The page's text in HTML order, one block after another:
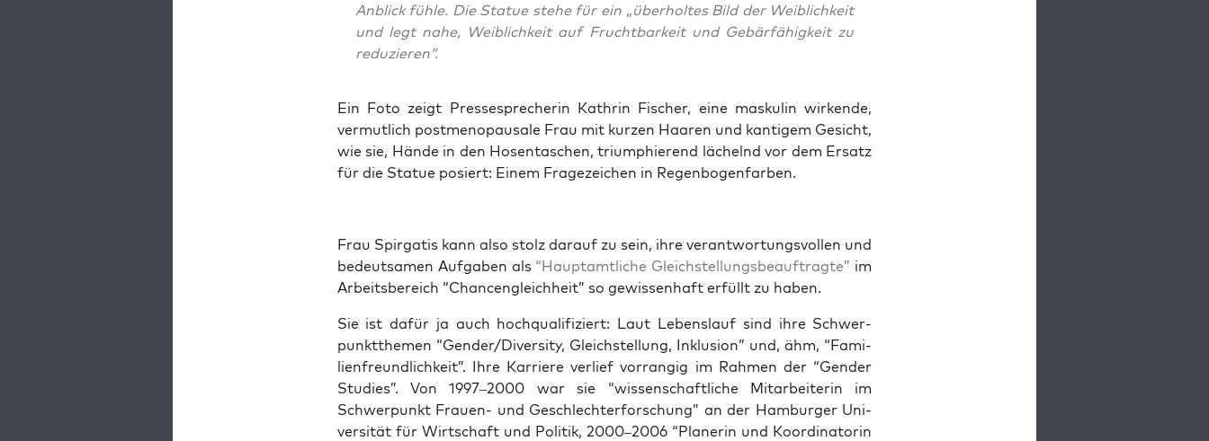
Anblick füh­le. Die Sta­tue ste­he für ein „über­hol­tes Bild der Weib­lich­keit
und legt nahe, Weib­lich­keit auf Frucht­bar­keit und Gebär­fä­hig­keit zu
reduzieren“.
Ein Foto zeigt Pres­se­spre­che­rin Kath­rin Fischer, eine mas­ku­lin wir­ken­de,
ver­mut­lich post­me­no­pau­sa­le Frau mit kur­zen Haa­ren und kan­ti­gem Gesicht,
wie sie, Hän­de in den Hosen­ta­schen, tri­um­phie­rend lächelnd vor dem Ersatz
für die Sta­tue posiert: Einem Fra­ge­zei­chen in Regenbogenfarben.
Frau Spir­ga­tis kann also stolz dar­auf zu sein, ihre ver­ant­wor­tungs­vol­len und
bedeut­sa­men Auf­ga­ben als “Haupt­amt­li­che Gleich­stel­lungs­be­auf­trag­te” im
Arbeits­be­reich “Chan­cen­gleich­heit” so gewis­sen­haft erfüllt zu haben.
Sie ist dafür ja auch hoch­qua­li­fi­ziert: Laut Lebens­lauf sind ihre Schwer­
punkt­the­men “Gender/Diversity, Gleich­stel­lung, Inklu­si­on” und, ähm, “Fami­
li­en­freund­lich­keit”. Ihre Kar­rie­re ver­lief vor­ran­gig im Rah­men der “Gen­der
Stu­dies”. Von 1997–2000 war sie “wis­sen­schaft­li­che Mit­ar­bei­te­rin im
Schwer­punkt Frau­en- und Geschlech­ter­for­schung” an der Ham­bur­ger Uni­
ver­si­tät für Wirt­schaft und Poli­tik, 2000–2006 “Pla­ne­rin und Koor­di­na­to­rin